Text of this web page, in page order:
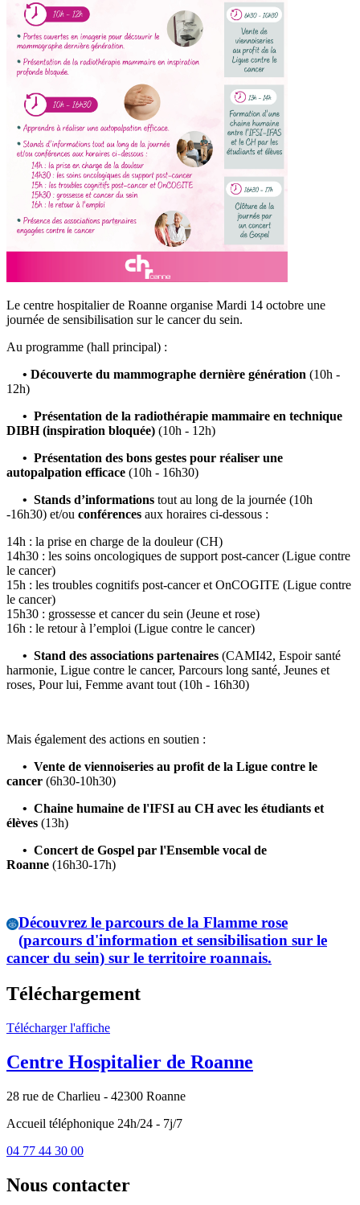
Le centre hospitalier de Roanne organise Mardi 14 octobre une
journée de sensibilisation sur le cancer du sein.
Au programme (hall principal) :
• Découverte du mammographe dernière génération (10h -
12h)
• Présentation de la radiothérapie mammaire en technique
DIBH (inspiration bloquée) (10h - 12h)
• Présentation des bons gestes pour réaliser une
autopalpation efficace (10h - 16h30)
• Stands d’informations tout au long de la journée (10h
-16h30) et/ou conférences aux horaires ci-dessous :
14h : la prise en charge de la douleur (CH)
14h30 : les soins oncologiques de support post-cancer (Ligue contre
le cancer)
15h : les troubles cognitifs post-cancer et OnCOGITE (Ligue contre
le cancer)
15h30 : grossesse et cancer du sein (Jeune et rose)
16h : le retour à l’emploi (Ligue contre le cancer)
• Stand des associations partenaires (CAMI42, Espoir santé
harmonie, Ligue contre le cancer, Parcours long santé, Jeunes et
roses, Pour lui, Femme avant tout (10h - 16h30)
Mais également des actions en soutien :
• Vente de viennoiseries au profit de la Ligue contre le
cancer (6h30-10h30)
• Chaine humaine de l'IFSI au CH avec les étudiants et
élèves (13h)
• Concert de Gospel par l'Ensemble vocal de
Roanne (16h30-17h)
Découvrez le parcours de la Flamme rose
(parcours d'information et sensibilisation sur le
cancer du sein) sur le territoire roannais.
Téléchargement
Télécharger l'affiche
Centre Hospitalier de Roanne
28 rue de Charlieu - 42300 Roanne
Accueil téléphonique 24h/24 - 7j/7
04 77 44 30 00
Nous contacter